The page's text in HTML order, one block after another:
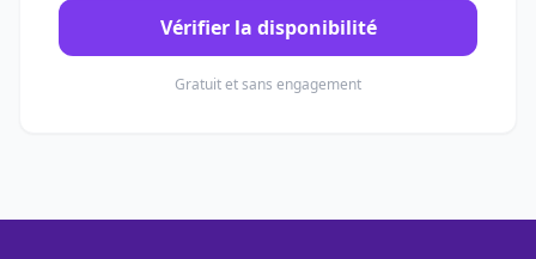
Vérifier la disponibilité
Gratuit et sans engagement